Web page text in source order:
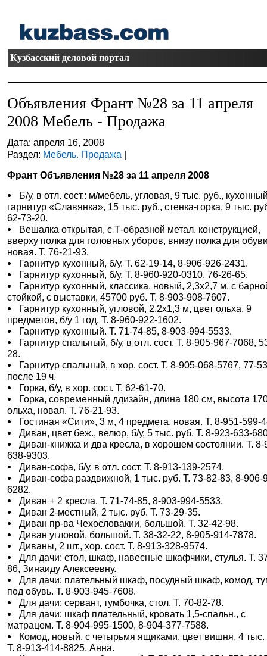
Кузбасский деловой портал
Объявления Франт №28 за 11 апреля
2008 Мебель - Продажа
Дата: апреля 16, 2008
Раздел: Мебель. Продажа |
Франт Объявления №28 за 11 апреля 2008
Б/у, в отл. сост.: м/мебель, угловая, 9 тыс. руб.,
гарнитур «Славянка», 15 тыс. руб., стенка-горка, 9 тыс.
62-73-20.
Вешалка открытая, с Т-образной метал. конструкцией,
вверху полка для головных уборов, внизу полка для
новая. Т. 76-21-93.
Гарнитур кухонный, б/у. Т. 62-19-14, 8-906-926-2431.
Гарнитур кухонный, б/у. Т. 8-960-920-0310, 76-26-65.
Гарнитур кухонный, классика, новый, 2,3х2,7 м, с
стойкой, с выставки, 45700 руб. Т. 8-903-908-7607.
Гарнитур кухонный, угловой, 2,2х1,3 м, цвет ольха, 9
предметов, б/у 1 год. Т. 8-960-922-1602.
Гарнитур кухонный. Т. 71-74-85, 8-903-994-5533.
Гарнитур спальный, б/у, в отл. сост. Т. 8-905-967-7068,
28.
Гарнитур спальный, в хор. сост. Т. 8-905-068-5767, 77-
после 19 ч.
Горка, б/у, в хор. сост. Т. 62-61-70.
Горка, современный ддизайн, длина 180 см, высота
ольха, новая. Т. 76-21-93.
Гостиная «Сити», 3 м, 4 предмета, новая. Т. 8-951-599-
Диван, цвет беж., велюр, б/у, 5 тыс. руб. Т. 8-923-633-
Диван-книжка и два кресла, в хорошем состоянии. Т. 8-
638-9303.
Диван-софа, б/у, в отл. сост. Т. 8-913-139-2574.
Диван-софа раздвижной, 1 тыс. руб. Т. 73-82-83, 8-906-
6282.
Диван + 2 кресла. Т. 71-74-85, 8-903-994-5533.
Диван 2-местный, 2 тыс. руб. Т. 73-29-35.
Диван пр-ва Чехословакии, большой. Т. 32-42-98.
Диван угловой, большой. Т. 38-32-22, 8-905-914-7878.
Диваны, 2 шт., хор. сост. Т. 8-913-328-9574.
Для дачи: стол, шкаф, навесные шкафчики, стулья. Т.
86, Зинаиду Алексеевну.
Для дачи: плательный шкаф, посудный шкаф, комод,
под обувь. Т. 8-903-945-7608.
Для дачи: сервант, тумбочка, стол. Т. 70-82-78.
Для дачи: шкаф плательный, кровать 1,5-спальн., с
матрацем. Т. 8-904-995-1500, 8-904-377-7588.
Комод, новый, с четырьмя ящиками, цвет вишня, 4 тыс.
Т. 8-913-414-8825, Анна.